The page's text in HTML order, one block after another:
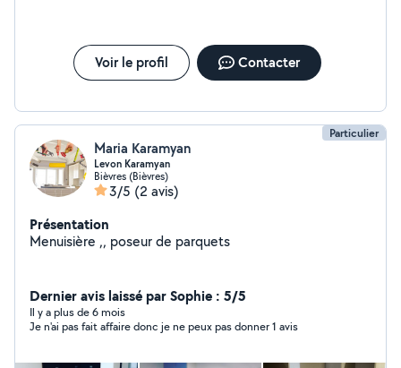
Voir le profil Contacter
Particulier
Maria Karamyan
Levon Karamyan
Bièvres (Bièvres)
3/5 (2 avis)
Présentation
Menuisière ,, poseur de parquets
Dernier avis laissé par Sophie : 5/5
Il y a plus de 6 mois
Je n'ai pas fait affaire donc je ne peux pas donner 1 avis